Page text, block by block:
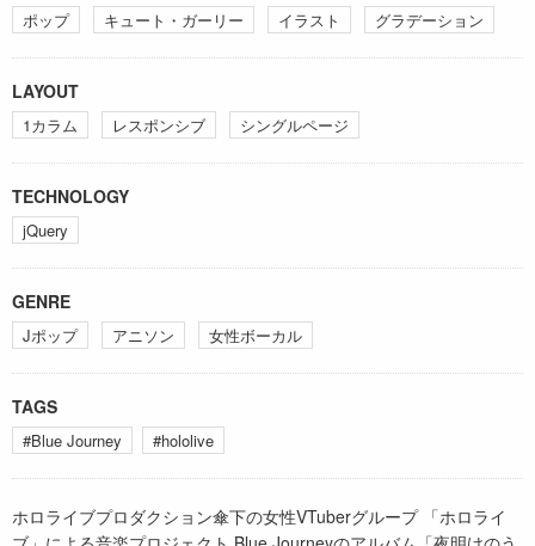
ポップ キュート・ガーリー イラスト グラデーション
LAYOUT
1カラム レスポンシブ シングルページ
TECHNOLOGY
jQuery
GENRE
Jポップ アニソン 女性ボーカル
TAGS
#Blue Journey #hololive
ホロライブプロダクション傘下の女性VTuberグループ 「ホロライ